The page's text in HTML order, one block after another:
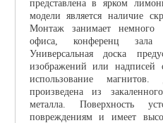
представлена в ярком
модели является наличие
Монтаж занимает немного
офиса, конференц зала
Универсальная доска
изображений или
использование
произведена из
металла. Поверхность
повреждениям и имеет